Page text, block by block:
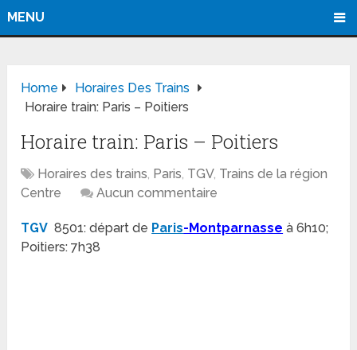
MENU
Home
Horaires Des Trains
Horaire train: Paris – Poitiers
Horaire train: Paris – Poitiers
Horaires des trains, Paris, TGV, Trains de la région
Centre
Aucun commentaire
TGV 8501: départ de Paris-Montparnasse à 6h10;
Poitiers: 7h38